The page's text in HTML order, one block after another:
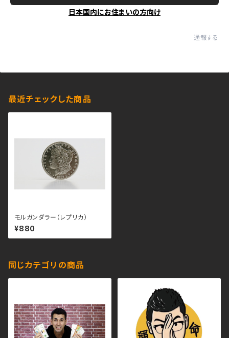
日本国内にお住まいの方向け
通報する
最近チェックした商品
モルガンダラー（レプリカ）
¥880
同じカテゴリの商品